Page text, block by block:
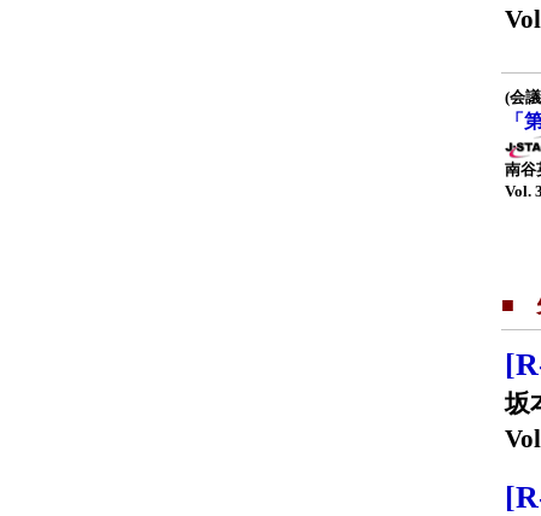
(会
「
南谷
Vol.
■
坂